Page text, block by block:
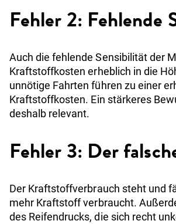
Fehler 2:
Auch die fehlende Sensibilität der
Kraftstoffkosten erheblich in die
unnötige Fahrten führen zu einer
Kraftstoffkosten. Ein stärkeres
deshalb relevant.
Fehler 3: Der
Der Kraftstoffverbrauch steht und
mehr Kraftstoff verbraucht.
des Reifendrucks, die sich recht